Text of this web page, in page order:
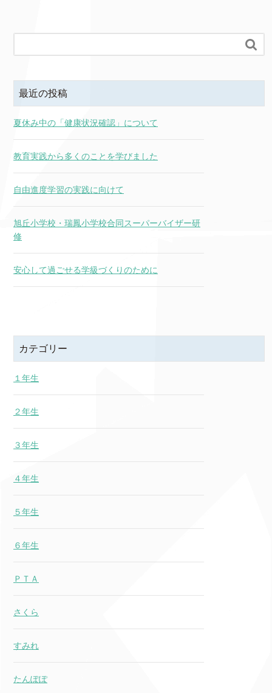

最近の投稿
夏休み中の「健康状況確認」について
教育実践から多くのことを学びました
自由進度学習の実践に向けて
旭丘小学校・瑞鳳小学校合同スーパーバイザー研
修
安心して過ごせる学級づくりのために
カテゴリー
１年生
２年生
３年生
４年生
５年生
６年生
ＰＴＡ
さくら
すみれ
たんぽぽ